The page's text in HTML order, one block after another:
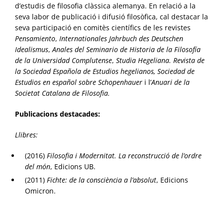
d’estudis de filosofia clàssica alemanya. En relació a la
seva labor de publicació i difusió filosòfica, cal destacar la
seva participació en comitès científics de les revistes
Pensamiento, Internationales Jahrbuch des Deutschen
Idealismus,Anales del Seminario de Historia de la Filosofía
de la Universidad Complutense, Studia Hegeliana. Revista de
la Sociedad Española de Estudios hegelianos, Sociedad de
Estudios en español sobre Schopenhaueri l’Anuari de la
Societat Catalana de Filosofia.
Publicacions destacades:
Llibres:
(2016) Filosofia i Modernitat. La reconstrucció de l’ordre
del món, Edicions UB.
(2011) Fichte: de la consciència a l’absolut, Edicions
Omicron.